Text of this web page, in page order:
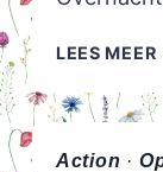
LEES MEER
Action ·